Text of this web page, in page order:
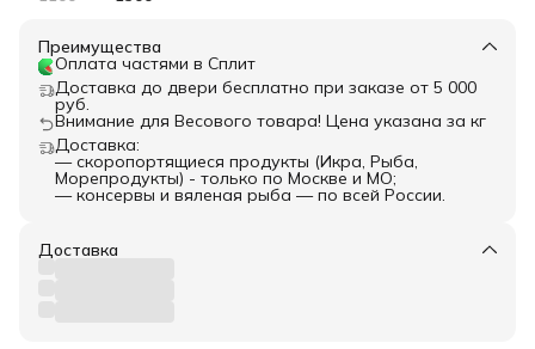
Преимущества
Оплата частями в Сплит
Доставка до двери бесплатно при заказе от 5 000
руб.
Внимание для Весового товара! Цена указана за кг
Доставка:
— скоропортящиеся продукты (Икра, Рыба,
Морепродукты) - только по Москве и МО;
— консервы и вяленая рыба — по всей России.
Доставка